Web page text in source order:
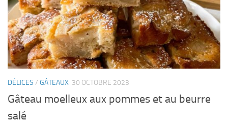
DÉLICES / GÂTEAUX 30 OCTOBRE 2023
Gâteau moelleux aux pommes et au beurre
salé